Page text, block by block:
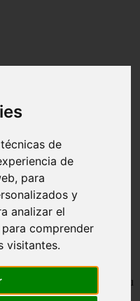
de
de
para
y
analizar el
comprender
visitantes.
en Japón
pequeño en el mercado
un vehículo fabricado por su